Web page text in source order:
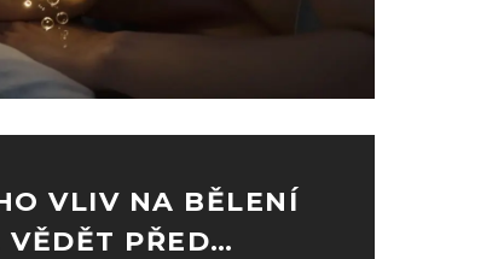
VLIV NA BĚLENÍ
PŘED